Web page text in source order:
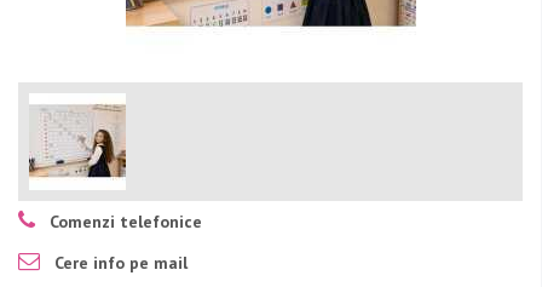
Comenzi telefonice
Cere info pe mail